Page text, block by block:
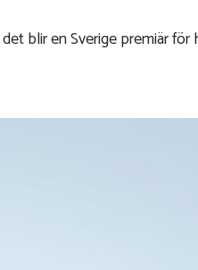
blir en Sverige premiär för